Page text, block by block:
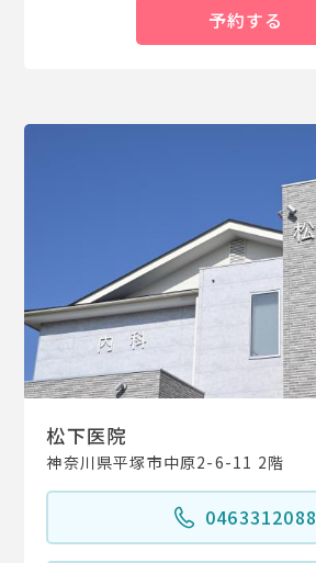
予約する
松下医院
神奈川県平塚市中原2-6-11 2階
0463312088